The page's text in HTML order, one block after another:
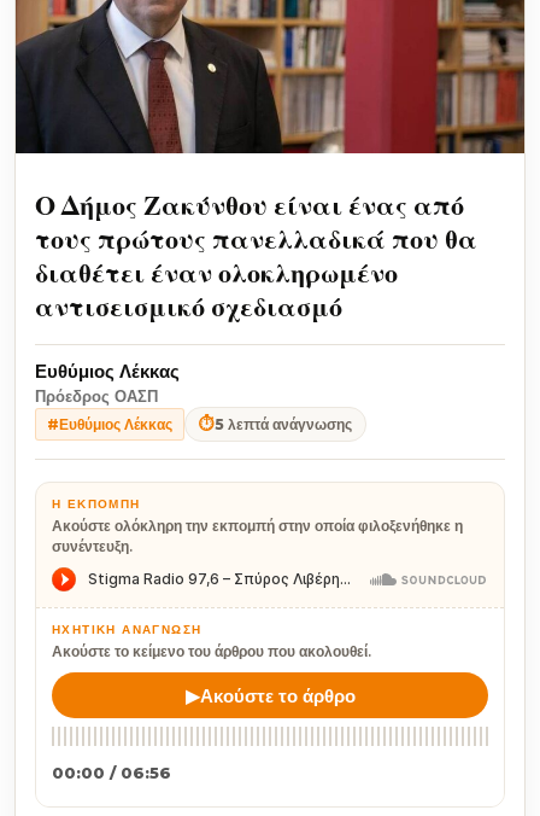
Ο Δήμος Ζακύνθου είναι ένας από
τους πρώτους πανελλαδικά που θα
διαθέτει έναν ολοκληρωμένο
αντισεισμικό σχεδιασμό
Ευθύμιος Λέκκας
Πρόεδρος ΟΑΣΠ
#Ευθύμιος Λέκκας ⏱5 λεπτά ανάγνωσης
Η ΕΚΠΟΜΠΉ
Ακούστε ολόκληρη την εκπομπή στην οποία φιλοξενήθηκε η
συνέντευξη.
ΗΧΗΤΙΚΉ ΑΝΆΓΝΩΣΗ
Ακούστε το κείμενο του άρθρου που ακολουθεί.
▶Ακούστε το άρθρο
00:00 / 06:56